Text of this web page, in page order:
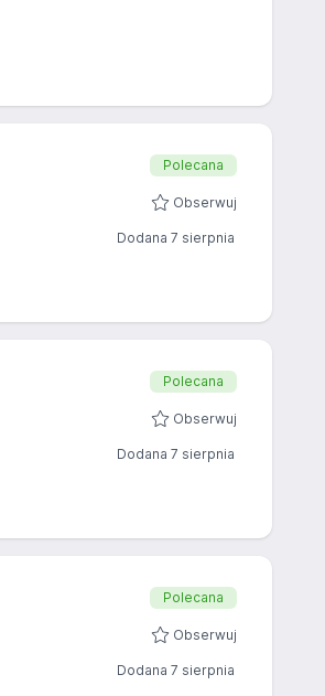
Polecana
Obserwuj
Dodana 7 sierpnia
Polecana
Obserwuj
Dodana 7 sierpnia
Polecana
Obserwuj
Dodana 7 sierpnia